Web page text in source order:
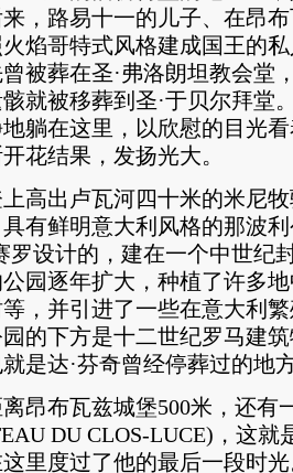
，路易十一的儿子、在昂
焰哥特式风格建成国王的
曾被葬在圣·弗洛朗坦教会堂
就被移葬到圣·于贝尔拜堂
躺在这里，以欣慰的目光
花结果，发扬光大。
出卢瓦河四十米的米尼牧
有鲜明意大利风格的那波
罗设计的，建在一个中世纪
公园逐年扩大，种植了许多
，并引进了一些在意大利
的下方是十二世纪罗马建
是达·芬奇曾经停葬过的地
布瓦兹城堡500米，还有
DU CLOS-LUCE)，这
里度过了他的最后一段时